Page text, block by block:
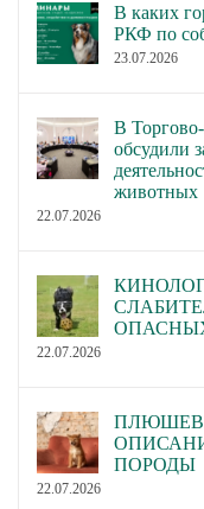
В каких
РКФ по
23.07.2026
В
обсудили
животных
22.07.2026
22.07.2026
ПОРОДЫ
22.07.2026